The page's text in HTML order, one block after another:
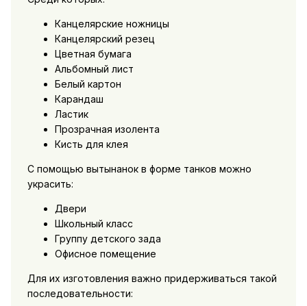
Канцелярские ножницы
Канцелярский резец
Цветная бумага
Альбомный лист
Белый картон
Карандаш
Ластик
Прозрачная изолента
Кисть для клея
С помощью вытынанок в форме танков можно
украсить:
Двери
Школьный класс
Группу детского зада
Офисное помещение
Для их изготовления важно придерживаться такой
последовательности: